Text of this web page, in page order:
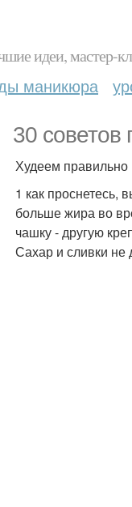
идеи, мастер-
маникюра
30 советов
Худеем правильно
1 как проснетесь,
больше жира во
чашку - другую
Сахар и сливки не